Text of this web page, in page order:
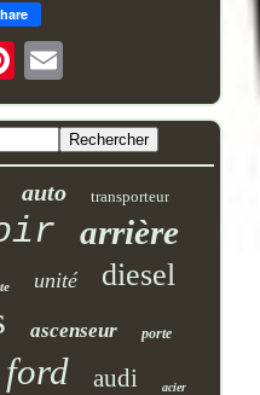
auto transporteur
arrière
unité diesel
ascenseur porte
ford audi acier